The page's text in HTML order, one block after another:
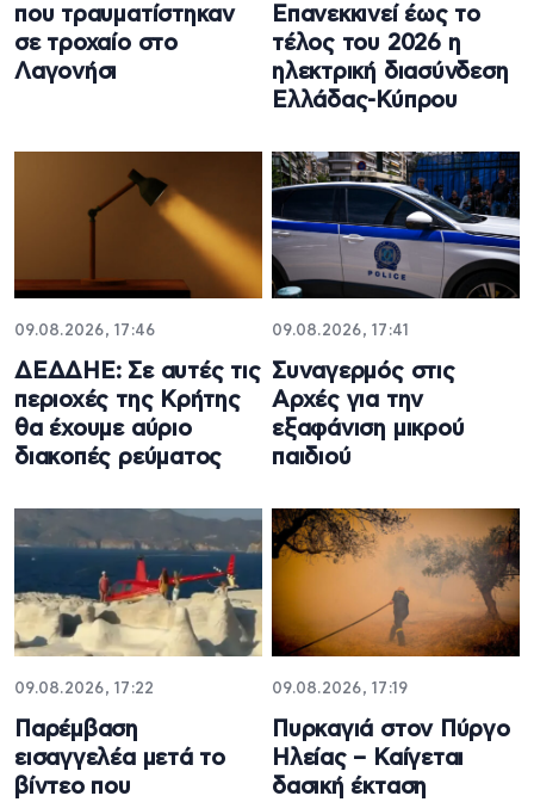
που τραυματίστηκαν
σε τροχαίο στο
Λαγονήσι
Επανεκκινεί έως το
τέλος του 2026 η
ηλεκτρική διασύνδεση
Ελλάδας-Κύπρου
09.08.2026, 17:46
ΔΕΔΔΗΕ: Σε αυτές τις
περιοχές της Κρήτης
θα έχουμε αύριο
διακοπές ρεύματος
09.08.2026, 17:41
Συναγερμός στις
Αρχές για την
εξαφάνιση μικρού
παιδιού
09.08.2026, 17:22
Παρέμβαση
εισαγγελέα μετά το
βίντεο που
09.08.2026, 17:19
Πυρκαγιά στον Πύργο
Ηλείας – Καίγεται
δασική έκταση